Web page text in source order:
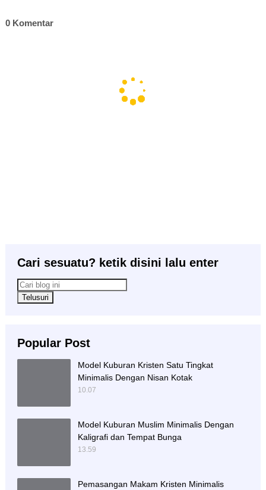
0 Komentar
Cari sesuatu? ketik disini lalu enter
Popular Post
Model Kuburan Kristen Satu Tingkat
Minimalis Dengan Nisan Kotak
10.07
Model Kuburan Muslim Minimalis Dengan
Kaligrafi dan Tempat Bunga
13.59
Pemasangan Makam Kristen Minimalis